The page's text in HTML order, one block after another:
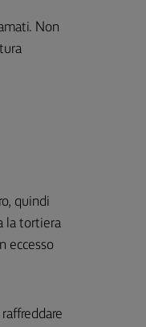
Non
quindi
la tortiera
eccesso